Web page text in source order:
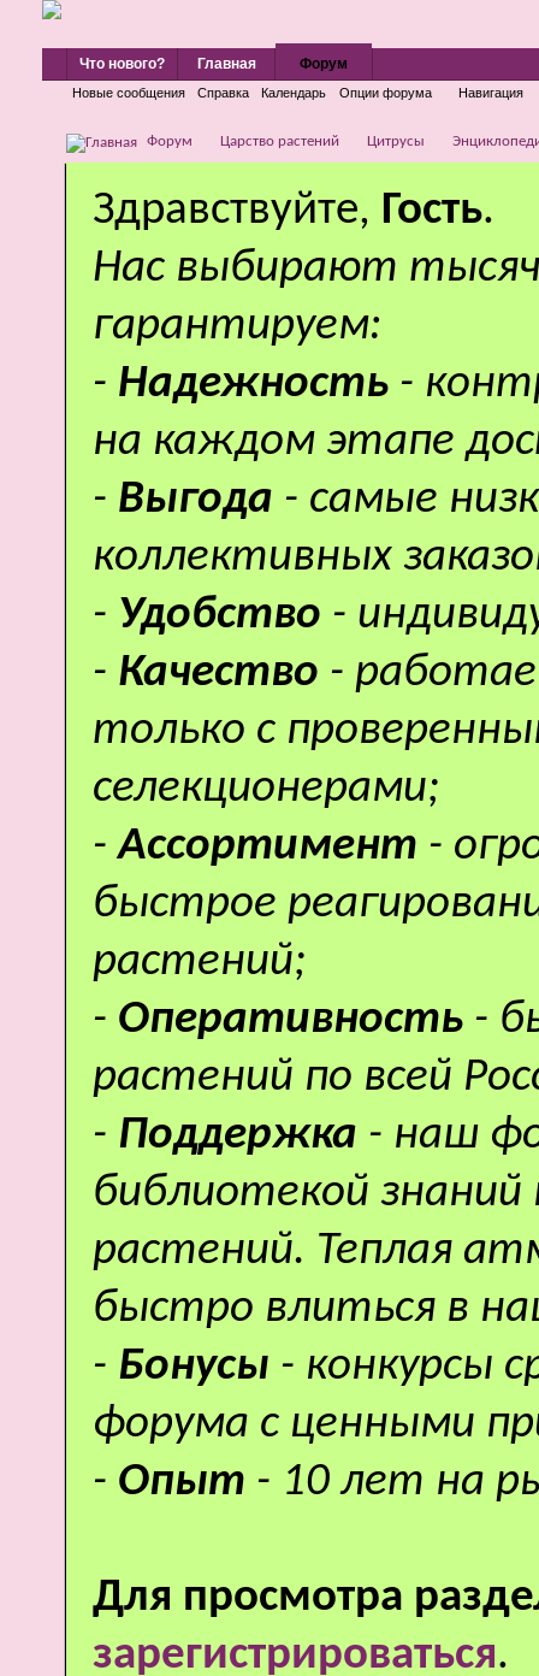
Что нового? Главная Форум
Новые сообщения Справка Календарь Опции форума Навигация
Форум Царство растений Цитрусы
Здравствуйте, Гость.
Нас выбирают
гарантируем:
- Надежность -
на каждом этапе
- Выгода - самые
коллективных
- Удобство -
- Качество -
только с
селекционерами;
-Ассортимент -
быстрое
растений;
- Оперативность -
растений по всей
- Поддержка - наш
библиотекой
растений. Теплая
быстро влиться в
- Бонусы - конкурсы
форума с ценными
- Опыт - 10 лет на
Для просмотра
зарегистрироваться.